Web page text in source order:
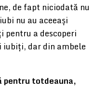
de fapt niciodată nu
nu au aceeași
pentru a descoperi
iubiți, dar din ambele
pentru totdeauna,